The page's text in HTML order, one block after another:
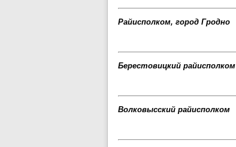
Райисполком, город Гродно
Берестовицкий райисполком
Волковысский райисполком